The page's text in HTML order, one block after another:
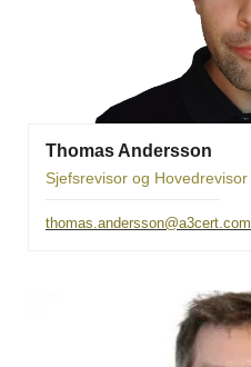
Thomas Andersson
Sjefsrevisor og Hovedrevisor
thomas.andersson@a3cert.com